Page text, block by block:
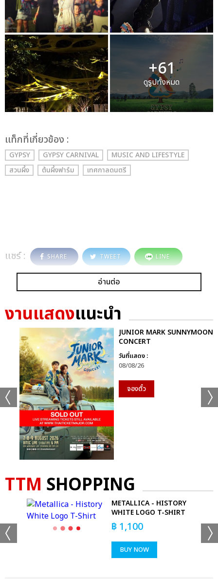
+61
ดูรูปทั้งหมด
เเท็กที่เกี่ยวข้อง :
GYPSY GYPSY CARNIVAL
MUSIC AND LIFESTYLE
สวนผึ้ง
ต้นผึ้งฟาร์ม เทศกาลดนตรี
แชร์ : SHARE TWEET LINE
อ่านต่อ
งานแสดงแนะนำ
JUNIOR MARK SUNNYMOON
CONCERT
วันที่แสดง :
08/08/26
จองตั๋ว
TTM SHOPPING
METALLICA - HISTORY
WHITE LOGO T-SHIRT
฿ 1,100
BUY NOW